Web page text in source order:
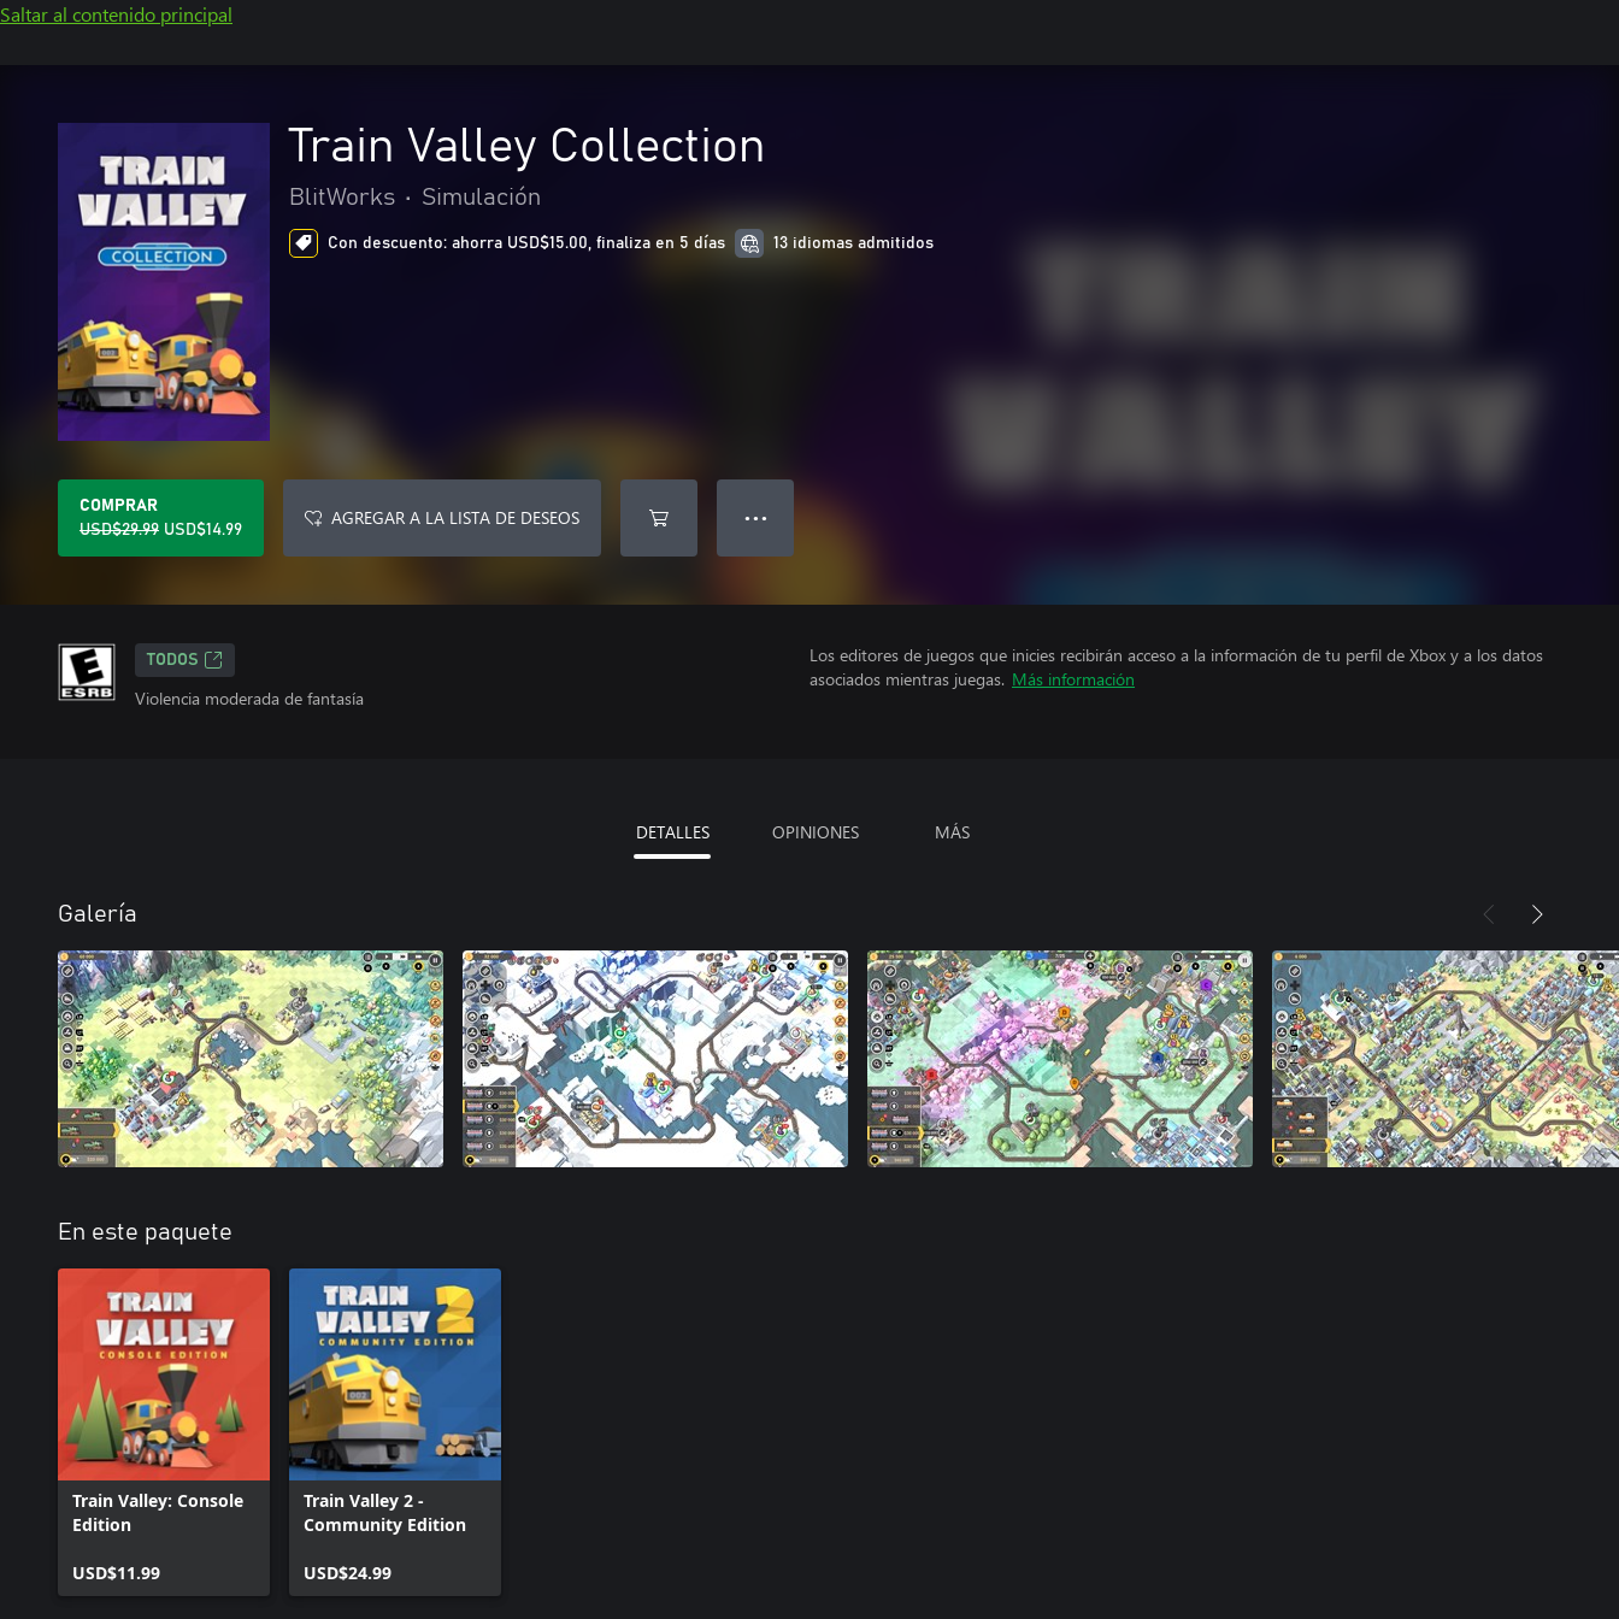
Saltar al contenido principal
Train Valley Collection
BlitWorks • Simulación
Con descuento: ahorra USD$15.00, finaliza en 5 días 13 idiomas admitidos
COMPRAR
USD$29.99 USD$14.99
AGREGAR A LA LISTA DE DESEOS ● ● ●
TODOS
Violencia moderada de fantasía
Los editores de juegos que inicies recibirán acceso a la información de tu perfil de Xbox y a los datos
asociados mientras juegas. Más información
DETALLES OPINIONES MÁS
Galería
En este paquete
Train Valley: Console
Edition
USD$11.99
Train Valley 2 -
Community Edition
USD$24.99